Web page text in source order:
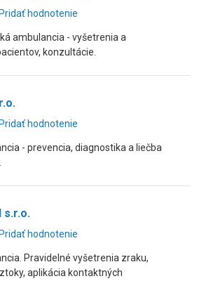
Pridať hodnotenie
ambulancia - vyšetrenia a
konzultácie.
Pridať hodnotenie
- prevencia, diagnostika a liečba
s.r.o.
Pridať hodnotenie
Pravidelné vyšetrenia zraku,
aplikácia kontaktných